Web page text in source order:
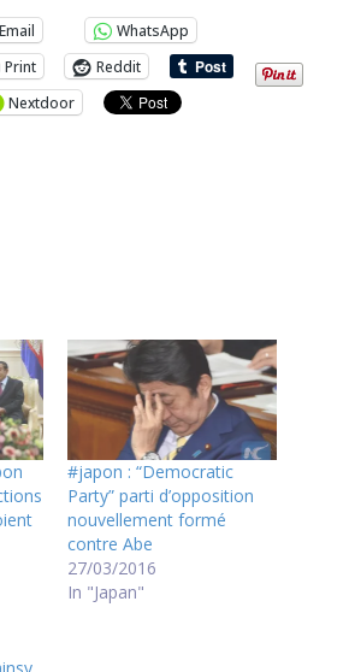
Email
WhatsApp
Print
Reddit
Nextdoor
#japon : “Democratic
Party” parti d’opposition
nouvellement formé
contre Abe
27/03/2016
In "Japan"